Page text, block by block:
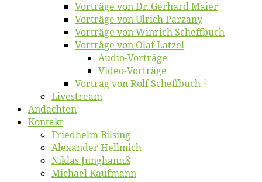
Vor­trä­ge von Dr. Ger­hard Maier
Vor­trä­ge von Ul­rich Parzany
Vor­trä­ge von Win­rich Scheffbuch
Vor­trä­ge von Olaf Latzel
Au­dio-Vor­trä­ge
Vi­deo-Vor­trä­ge
Vor­trag von Rolf Scheffbuch †
Live­stream
An­dach­ten
Kon­takt
Fried­helm Bilsing
Alex­an­der Hellmich
Ni­klas Junghannß
Mi­cha­el Kaufmann